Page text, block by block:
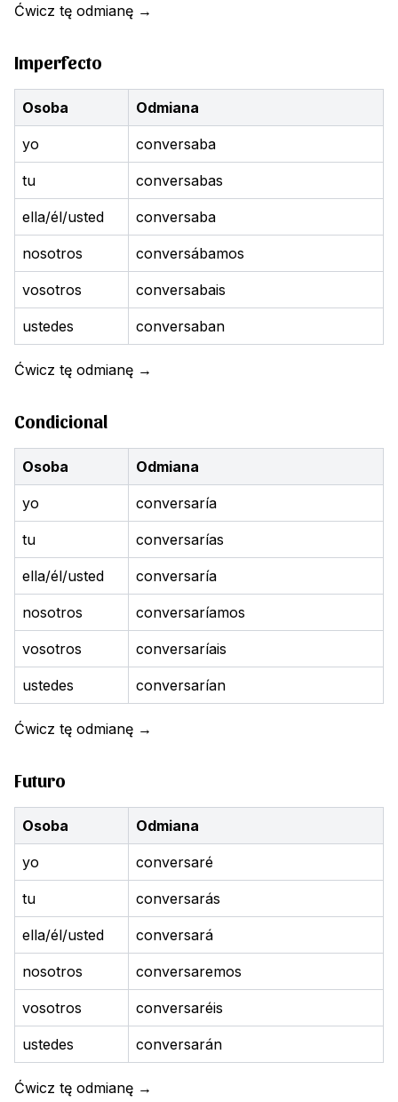
Ćwicz tę odmianę →
Imperfecto
Osoba Odmiana
yo conversaba
tu conversabas
ella/él/usted conversaba
nosotros conversábamos
vosotros conversabais
ustedes conversaban
Ćwicz tę odmianę →
Condicional
Osoba Odmiana
yo conversaría
tu conversarías
ella/él/usted conversaría
nosotros conversaríamos
vosotros conversaríais
ustedes conversarían
Ćwicz tę odmianę →
Futuro
Osoba Odmiana
yo conversaré
tu conversarás
ella/él/usted conversará
nosotros conversaremos
vosotros conversaréis
ustedes conversarán
Ćwicz tę odmianę →